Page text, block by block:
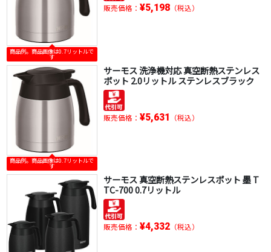
商品例。商品画像は0.7リットルで
す
販売価格： ¥5,198（税込）
商品例。商品画像は0.7リットルで
す
サーモス 洗浄機対応 真空断熱ステンレス
ポット 2.0リットル ステンレスブラック
販売価格： ¥5,631 （税込）
サーモス 真空断熱ステンレスポット 墨 T
TC-700 0.7リットル
販売価格： ¥4,332（税込）